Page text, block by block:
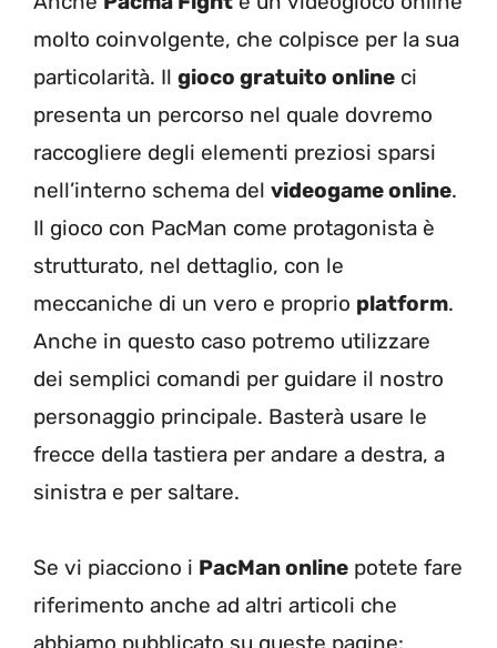
molto coinvolgente, che colpisce per la sua
particolarità. Il gioco gratuito online ci
presenta un percorso nel quale dovremo
raccogliere degli elementi preziosi sparsi
nell’interno schema del videogame online.
Il gioco con PacMan come protagonista è
strutturato, nel dettaglio, con le
meccaniche di un vero e proprio platform.
Anche in questo caso potremo utilizzare
dei semplici comandi per guidare il nostro
personaggio principale. Basterà usare le
frecce della tastiera per andare a destra, a
sinistra e per saltare.
Se vi piacciono i PacMan online potete fare
riferimento anche ad altri articoli che
abbiamo pubblicato su queste pagine: